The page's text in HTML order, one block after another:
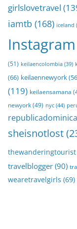
girlslovetravel
iamtb (168) iceland
Instagram
(51) keilaencolombia (39)
(66) keilaennewyork
(119) keilaensamana
newyork(49) nyc (44)
sheisnotlost
thewanderingtourist
travelblogger (90)
wearetravelgirls (69)